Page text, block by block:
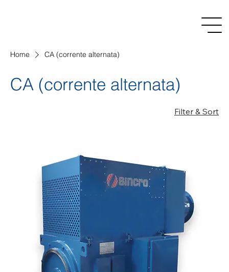
Home CA (corrente alternata)
CA (corrente alternata)
Filter & Sort